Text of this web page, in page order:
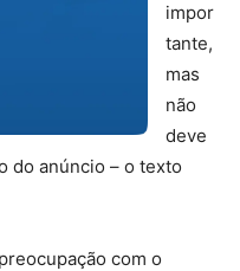
impor
tante,
mas
não
deve
do anúncio – o texto
com o